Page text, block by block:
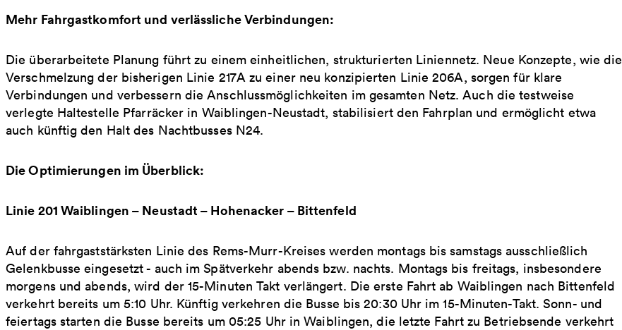
Mehr Fahrgastkomfort und verlässliche Verbindungen:
Die überarbeitete Planung führt zu einem einheitlichen, strukturierten Liniennetz. Neue Konzepte, wie die
Verschmelzung der bisherigen Linie 217A zu einer neu konzipierten Linie 206A, sorgen für klare
Verbindungen und verbessern die Anschlussmöglichkeiten im gesamten Netz. Auch die testweise
verlegte Haltestelle Pfarräcker in Waiblingen-Neustadt, stabilisiert den Fahrplan und ermöglicht etwa
auch künftig den Halt des Nachtbusses N24.
Die Optimierungen im Überblick:
Linie 201 Waiblingen – Neustadt – Hohenacker – Bittenfeld
Auf der fahrgaststärksten Linie des Rems-Murr-Kreises werden montags bis samstags ausschließlich
Gelenkbusse eingesetzt - auch im Spätverkehr abends bzw. nachts. Montags bis freitags, insbesondere
morgens und abends, wird der 15-Minuten Takt verlängert. Die erste Fahrt ab Waiblingen nach Bittenfeld
verkehrt bereits um 5:10 Uhr. Künftig verkehren die Busse bis 20:30 Uhr im 15-Minuten-Takt. Sonn- und
feiertags starten die Busse bereits um 05:25 Uhr in Waiblingen, die letzte Fahrt zu Betriebsende verkehrt